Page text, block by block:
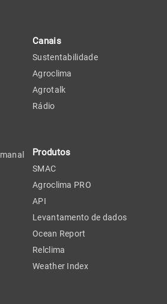
Canais
Sustentabilidade
Agroclima
Agrotalk
Rádio
Produtos
SMAC
Agroclima PRO
API
Levantamento de dados
Ocean Report
Relclima
Weather Index